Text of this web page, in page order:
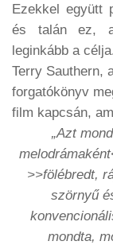
Ezekkel együtt
és talán ez,
leginkább a
Terry Sauthern,
forgatókönyv
film kapcsán,
„Azt
>>fölébredt,
szörnyű
mondta,